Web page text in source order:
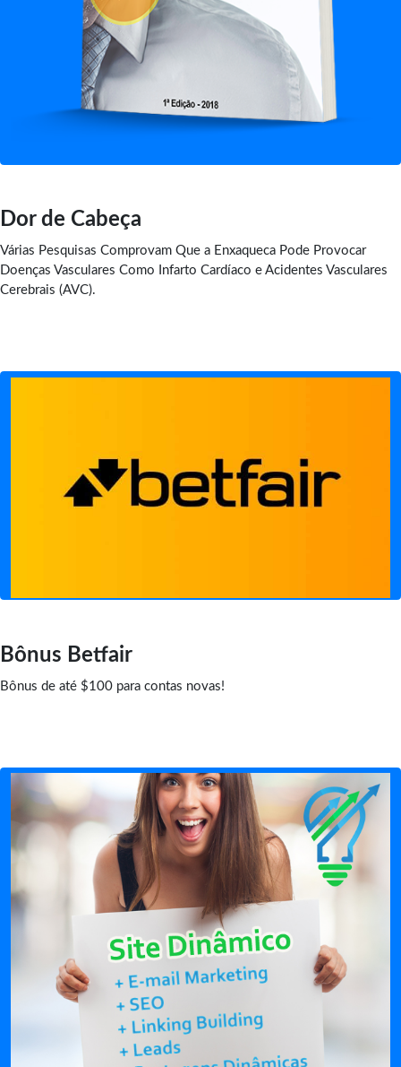
Dor de Cabeça
Várias Pesquisas Comprovam Que a Enxaqueca Pode Provocar
Doenças Vasculares Como Infarto Cardíaco e Acidentes Vasculares
Cerebrais (AVC).
Bônus Betfair
Bônus de até $100 para contas novas!